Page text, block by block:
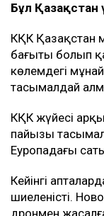
Бұл Қазақстан
КҚК Қазақстан
бағыты болып
көлемдегі
тасымалдай
КҚК жүйесі
пайызы
Еуропадағы
Кейінгі
шиеленісті.